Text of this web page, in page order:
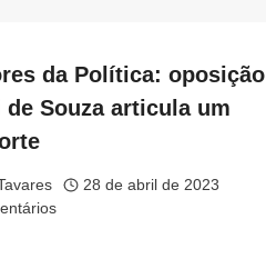
da Política: oposição
de Souza articula um
28 de abril de 2023